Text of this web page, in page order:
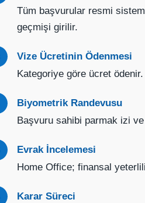
Tüm başvurular resmi
geçmişi girilir.
Vize Ücretinin Ödenmesi
Kategoriye göre ücret
Biyometrik Randevusu
Başvuru sahibi parmak izi
Evrak İncelemesi
Home Office; finansal
Karar Süreci